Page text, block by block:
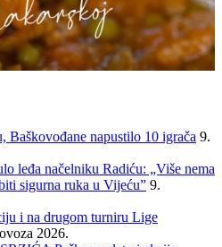
Baškovođane napustilo 10 igrača 9.
leđa načelniku Radiću: „Više nema
sigurna ruka u Vijeću” 9.
i na drugom turniru Lige
2026.